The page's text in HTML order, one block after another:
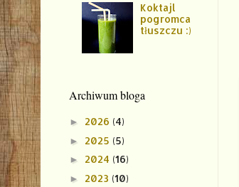
Koktajl
pogromca
tłuszczu :)
Archiwum bloga
► 2026 (4)
► 2025 (5)
► 2024 (16)
► 2023 (10)